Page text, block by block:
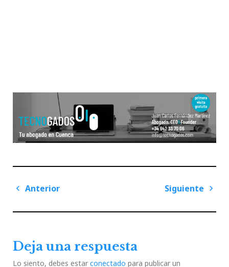
Navegación
entradas
Anterior
Siguiente
Deja una respuesta
Lo siento, debes estar conectado para publicar un